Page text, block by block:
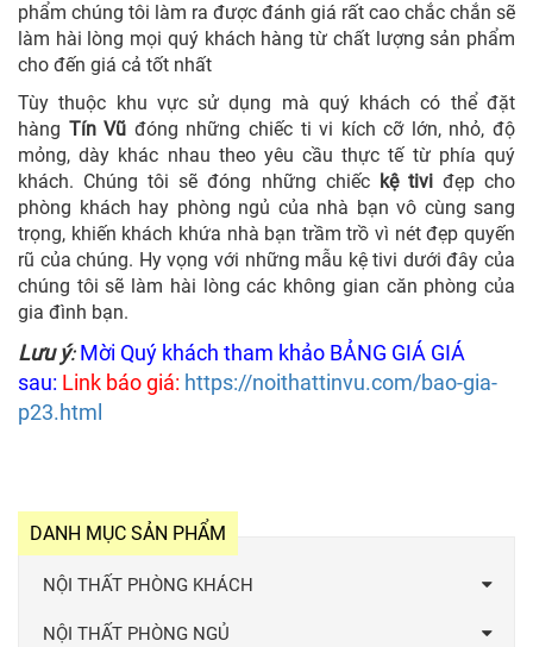
phẩm chúng tôi làm ra được đánh giá rất cao chắc chắn sẽ
làm hài lòng mọi quý khách hàng từ chất lượng sản phẩm
cho đến giá cả tốt nhất
Tùy thuộc khu vực sử dụng mà quý khách có thể đặt
hàng Tín Vũ đóng những chiếc ti vi kích cỡ lớn, nhỏ, độ
mỏng, dày khác nhau theo yêu cầu thực tế từ phía quý
khách. Chúng tôi sẽ đóng những chiếc kệ tiviđẹp cho
phòng khách hay phòng ngủ của nhà bạn vô cùng sang
trọng, khiến khách khứa nhà bạn trầm trồ vì nét đẹp quyến
rũ của chúng. Hy vọng với những mẫu kệ tivi dưới đây của
chúng tôi sẽ làm hài lòng các không gian căn phòng của
gia đình bạn.
Lưu ý: Mời Quý khách tham khảo BẢNG GIÁ GIÁ
sau: Link báo giá: https://noithattinvu.com/bao-gia-
p23.html
DANH MỤC SẢN PHẨM
NỘI THẤT PHÒNG KHÁCH
NỘI THẤT PHÒNG NGỦ